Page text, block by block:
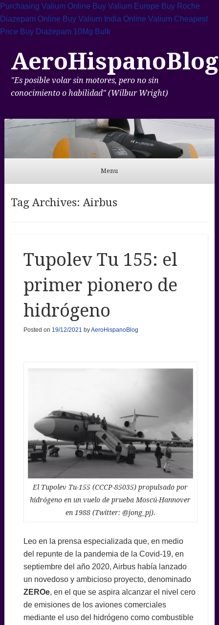
Purchasing Valium Online Buy Valium Europe Buy Roche
Diazepam Online Buy Valium India Online Valium Cheapest
Price Buy Diazepam 10Mg Bulk
AeroHispanoBlog
"Es posible volar sin motores, pero no sin
conocimiento o habilidad" (Wilbur Wright)
Menu
Tag Archives: Airbus
Tupolev Tu 155: el
primer pionero de
hidrógeno
Posted on 19/12/2021 byAeroHispanoBlog
El Tupolev Tu-155 (CCCP-85035) propulsado por
hidrógeno en un vuelo de prueba Moscú-Hannover
en 1988 (Twitter: @jong_pj).
Leo en la prensa especializada que, en medio
del repunte de la pandemia de la Covid-19, en
septiembre del año 2020, Airbus había lanzado
un novedoso y ambicioso proyecto, denominado
ZEROe, en el que se aspira alcanzar el nivel cero
de emisiones de los aviones comerciales
mediante el uso del hidrógeno como combustible